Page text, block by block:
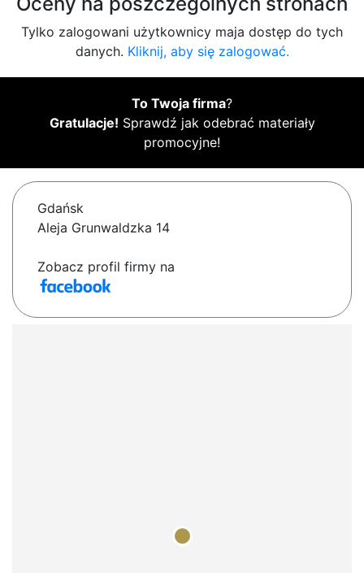
Tylko zalogowani użytkownicy maja dostęp do tych
danych. Kliknij, aby się zalogować.
To Twoja firma?
Gratulacje! Sprawdź jak odebrać materiały
promocyjne!
Gdańsk
Aleja Grunwaldzka 14
Zobacz profil firmy na